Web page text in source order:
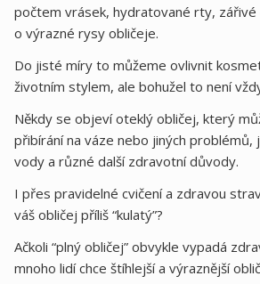
počtem vrásek, hydratované rty, zářivé
o výrazné rysy obličeje.
Do jisté míry to můžeme ovlivnit
životním stylem, ale bohužel to není
Někdy se objeví oteklý obličej, který
přibírání na váze nebo jiných problémů,
vody a různé další zdravotní důvody.
I přes pravidelné cvičení a zdravou
váš obličej příliš “kulatý”?
Ačkoli “plný obličej” obvykle vypadá
mnoho lidí chce štíhlejší a výraznější